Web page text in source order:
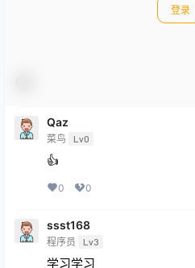
登录
Qaz
菜鸟 Lv0
👍
0 0
ssst168
程序员 Lv3
学习学习